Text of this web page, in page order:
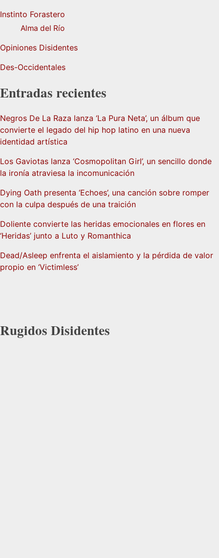
Instinto Forastero
Alma del Río
Opiniones Disidentes
Des-Occidentales
Entradas recientes
Negros De La Raza lanza ‘La Pura Neta’, un álbum que
convierte el legado del hip hop latino en una nueva
identidad artística
Los Gaviotas lanza ‘Cosmopolitan Girl’, un sencillo donde
la ironía atraviesa la incomunicación
Dying Oath presenta ‘Echoes’, una canción sobre romper
con la culpa después de una traición
Doliente convierte las heridas emocionales en flores en
‘Heridas’ junto a Luto y Romanthica
Dead/Asleep enfrenta el aislamiento y la pérdida de valor
propio en ‘Victimless’
Rugidos Disidentes